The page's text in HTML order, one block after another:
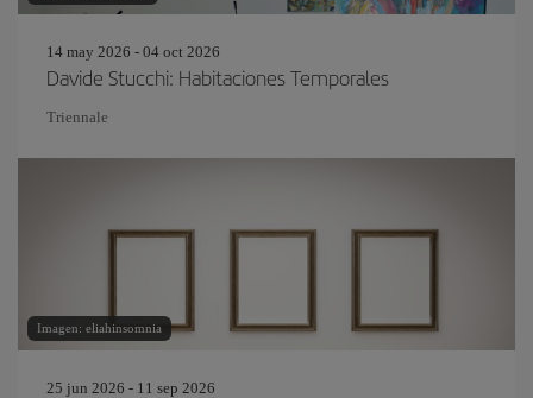
14 may 2026 - 04 oct 2026
Davide Stucchi: Habitaciones Temporales
Triennale
Imagen: eliahinsomnia
25 jun 2026 - 11 sep 2026